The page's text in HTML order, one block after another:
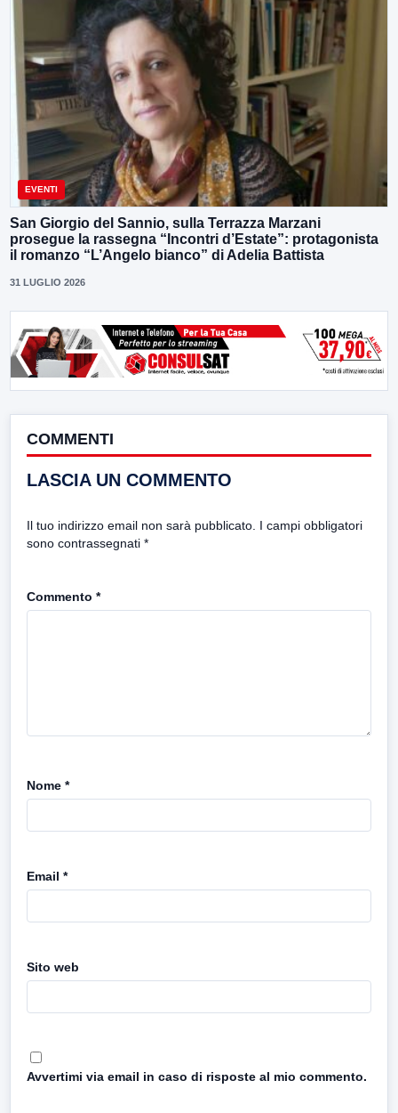
EVENTI
San Giorgio del Sannio, sulla Terrazza Marzani
prosegue la rassegna “Incontri d’Estate”: protagonista
il romanzo “L’Angelo bianco” di Adelia Battista
31 LUGLIO 2026
COMMENTI
LASCIA UN COMMENTO
Il tuo indirizzo email non sarà pubblicato. I campi obbligatori
sono contrassegnati *
Commento *
Nome *
Email *
Sito web
Avvertimi via email in caso di risposte al mio commento.